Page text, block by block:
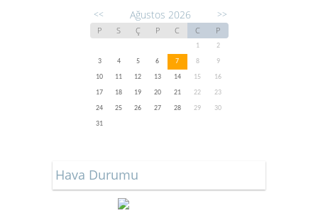
<< Ağustos 2026 >>
P S Ç P C C P
1
2
3
4 5 6 7 8
9
10
11 12 13 14 15
16
17
18 19 20 21 22
23
24
25 26 27 28 29
30
31
Hava Durumu